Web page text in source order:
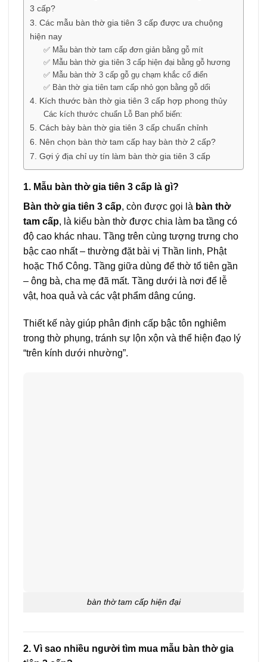
3 cấp?
3. Các mẫu bàn thờ gia tiên 3 cấp được ưa chuộng
hiện nay
✅ Mẫu bàn thờ tam cấp đơn giản bằng gỗ mít
✅ Mẫu bàn thờ gia tiên 3 cấp hiện đại bằng gỗ hương
✅ Mẫu bàn thờ 3 cấp gỗ gụ chạm khắc cổ điển
✅ Bàn thờ gia tiên tam cấp nhỏ gọn bằng gỗ dổi
4. Kích thước bàn thờ gia tiên 3 cấp hợp phong thủy
Các kích thước chuẩn Lỗ Ban phổ biến:
5. Cách bày bàn thờ gia tiên 3 cấp chuẩn chỉnh
6. Nên chọn bàn thờ tam cấp hay bàn thờ 2 cấp?
7. Gợi ý địa chỉ uy tín làm bàn thờ gia tiên 3 cấp
1. Mẫu bàn thờ gia tiên 3 cấp là gì?
Bàn thờ gia tiên 3 cấp, còn được gọi là bàn thờ
tam cấp, là kiểu bàn thờ được chia làm ba tầng có
độ cao khác nhau. Tầng trên cùng tượng trưng cho
bậc cao nhất – thường đặt bài vị Thần linh, Phật
hoặc Thổ Công. Tầng giữa dùng để thờ tổ tiên gần
– ông bà, cha mẹ đã mất. Tầng dưới là nơi để lễ
vật, hoa quả và các vật phẩm dâng cúng.
Thiết kế này giúp phân định cấp bậc tôn nghiêm
trong thờ phụng, tránh sự lộn xộn và thể hiện đạo lý
“trên kính dưới nhường”.
bàn thờ tam cấp hiện đại
2. Vì sao nhiều người tìm mua mẫu bàn thờ gia